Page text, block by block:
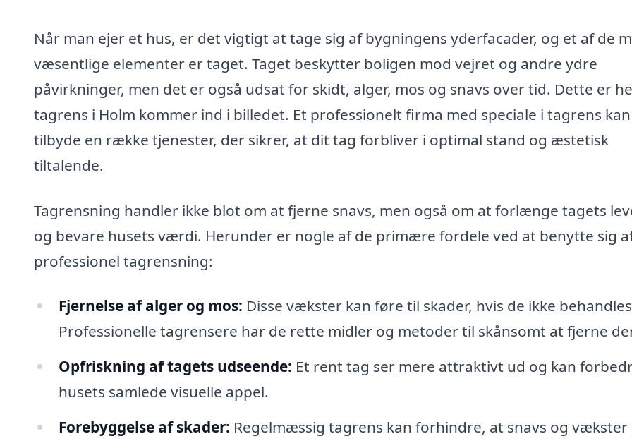
Når man ejer et hus, er det vigtigt at tage sig af bygningens yderfacader, og et af de
væsentlige elementer er taget. Taget beskytter boligen mod vejret og andre ydre
påvirkninger, men det er også udsat for skidt, alger, mos og snavs over tid. Dette er
tagrens i Holm kommer ind i billedet. Et professionelt firma med speciale i tagrens kan
tilbyde en række tjenester, der sikrer, at dit tag forbliver i optimal stand og æstetisk
tiltalende.
Tagrensning handler ikke blot om at fjerne snavs, men også om at forlænge tagets
og bevare husets værdi. Herunder er nogle af de primære fordele ved at benytte sig
professionel tagrensning:
Fjernelse af alger og mos: Disse vækster kan føre til skader, hvis de ikke
Professionelle tagrensere har de rette midler og metoder til skånsomt at fjerne
Opfriskning af tagets udseende: Et rent tag ser mere attraktivt ud og kan
husets samlede visuelle appel.
Forebyggelse af skader: Regelmæssig tagrens kan forhindre, at snavs og vækster